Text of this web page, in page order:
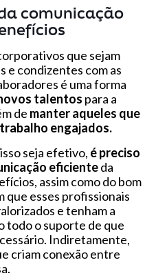
comunicação
que sejam
condizentes com as
é uma forma
talentos para a
de manter aqueles que
engajados.
seja efetivo, é preciso
eficienteda
assim como do bom
que esses profissionais
e tenham a
todo o suporte de que
Indiretamente,
criam conexão entre